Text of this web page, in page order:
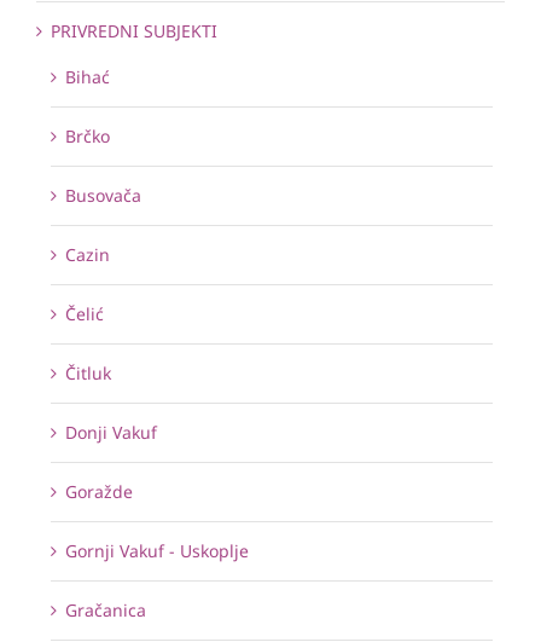
PRIVREDNI SUBJEKTI
Bihać
Brčko
Busovača
Cazin
Čelić
Čitluk
Donji Vakuf
Goražde
Gornji Vakuf - Uskoplje
Gračanica